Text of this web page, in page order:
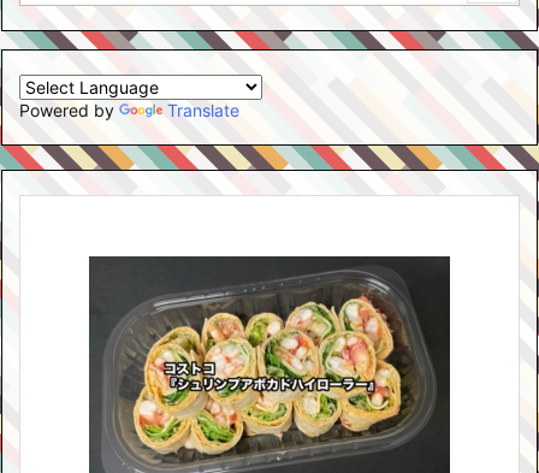
Powered by Translate